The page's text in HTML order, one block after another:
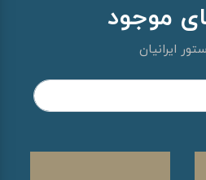
موجود
ایرانیان